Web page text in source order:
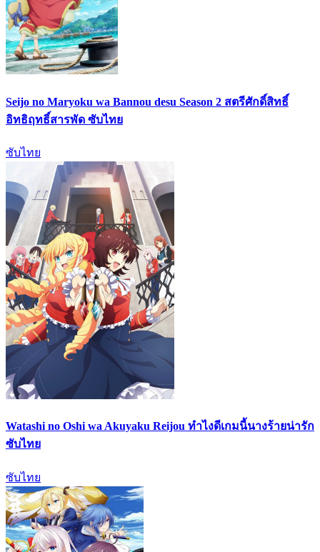
Seijo no Maryoku wa Bannou desu Season 2 สตรีศักดิ์สิทธิ์
อิทธิฤทธิ์สารพัด ซับไทย
ซับไทย
Watashi no Oshi wa Akuyaku Reijou ทำไงดีเกมนี้นางร้ายน่ารัก
ซับไทย
ซับไทย